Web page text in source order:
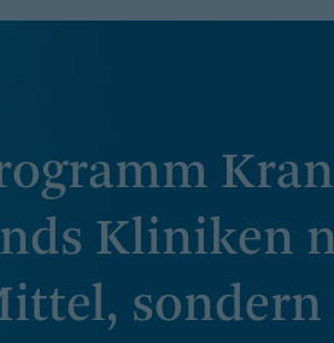
Kliniken
sondern